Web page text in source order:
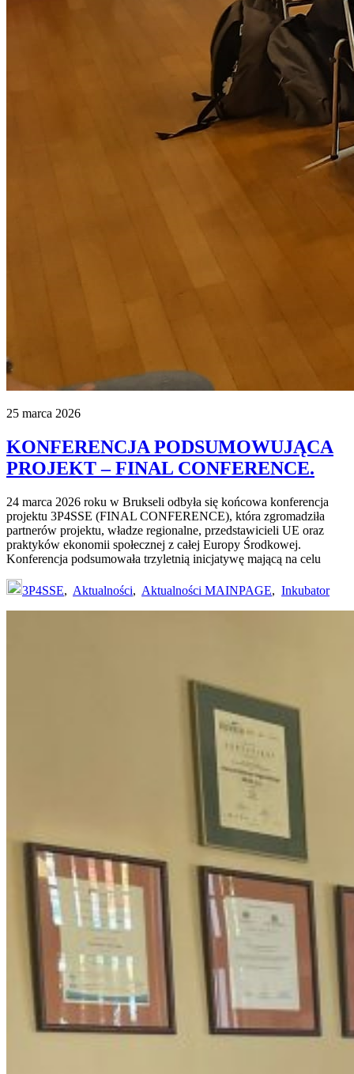
25 marca 2026
KONFERENCJA PODSUMOWUJĄCA
PROJEKT – FINAL CONFERENCE.
24 marca 2026 roku w Brukseli odbyła się końcowa konferencja
projektu 3P4SSE (FINAL CONFERENCE), która zgromadziła
partnerów projektu, władze regionalne, przedstawicieli UE oraz
praktyków ekonomii społecznej z całej Europy Środkowej.
Konferencja podsumowała trzyletnią inicjatywę mającą na celu
3P4SSE, Aktualności, Aktualności MAINPAGE, Inkubator